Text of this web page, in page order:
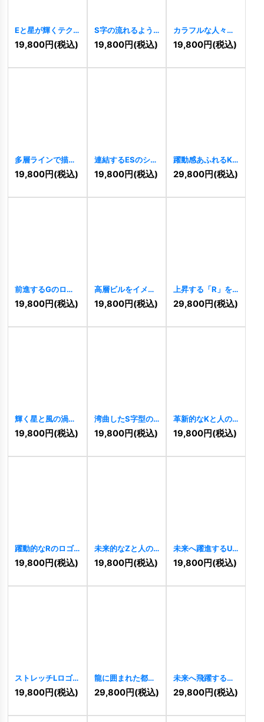
Eと星が輝くテク
ノロジーロゴ
10438
19,800円(税込)
S字の流れるよう
なダイナミックロ
ゴ [ 10697]
19,800円(税込)
カラフルな人々が
織りなす共同体の
輪ロゴ [ 9734]
19,800円(税込)
多層ラインで描か
れたRのモダンロ
ゴ [ 9627
19,800円(税込)
連結するESのシャ
ープなロゴ
9608 ]
19,800円(税込)
躍動感あふれるK
字ロゴ [9597]
29,800円(税込)
前進するGのロゴ
[9291]
19,800円(税込)
高層ビルをイメー
ジしたロゴ
9313
19,800円(税込)
上昇する「R」を
モチーフにしたロ
ゴ [9206]
29,800円(税込)
輝く星と風の渦巻
きロゴ[9139]
19,800円(税込)
湾曲したS字型の
ロゴ[8904]
19,800円(税込)
革新的なKと人の
ロゴ[8852]
19,800円(税込)
躍動的なRのロゴ
[8842]
19,800円(税込)
未来的なZと人の
ロゴ[8826]
19,800円(税込)
未来へ躍進するU
のロゴ[8793]
19,800円(税込)
ストレッチLロゴ
[8776]
19,800円(税込)
龍に囲まれた都市
のロゴ[8687]
29,800円(税込)
未来へ飛躍する希
望を象徴するYと
人のロゴ [ 8646]
29,800円(税込)